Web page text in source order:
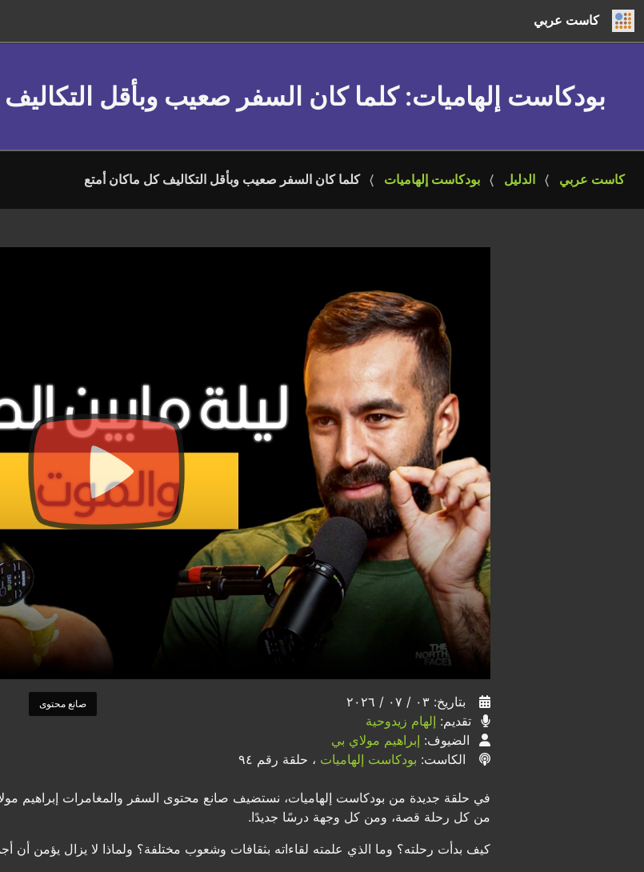
كاست عربي
بودكاست إلهاميات: كلما كان السفر صعيب وبأقل
كاست عربي الدليل بودكاست إلهاميات كلما كان السفر صعيب وبأقل التكاليف كل ماكان أمتع
بتاريخ: ٠٣ / ٠٧ / ٢٠٢٦
تقديم: إلهام زيدوحية
الضيوف: إبراهيم مولاي بي
الكاست: بودكاست إلهاميات ، حلقة رقم ٩٤
صانع محتوى
في حلقة جديدة من بودكاست إلهاميات، نستضيف صانع محتوى السفر والمغامرات إبراهيم
من كل رحلة قصة، ومن كل وجهة درسًا جديدًا.
كيف بدأت رحلته؟ وما الذي علمته لقاءاته بثقافات وشعوب مختلفة؟ ولماذا لا يزال يؤمن أن